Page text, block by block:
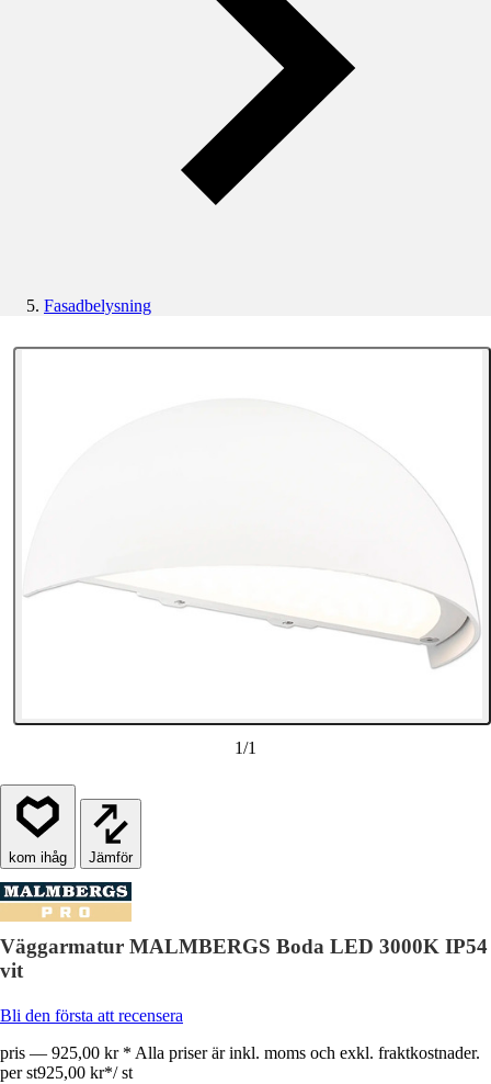
Fasadbelysning
1/1
Jämför
Väggarmatur MALMBERGS Boda LED 3000K IP54
vit
Bli den första att recensera
pris — 925,00 kr * Alla priser är inkl. moms och exkl. fraktkostnader.
per st925,00 kr*/ st